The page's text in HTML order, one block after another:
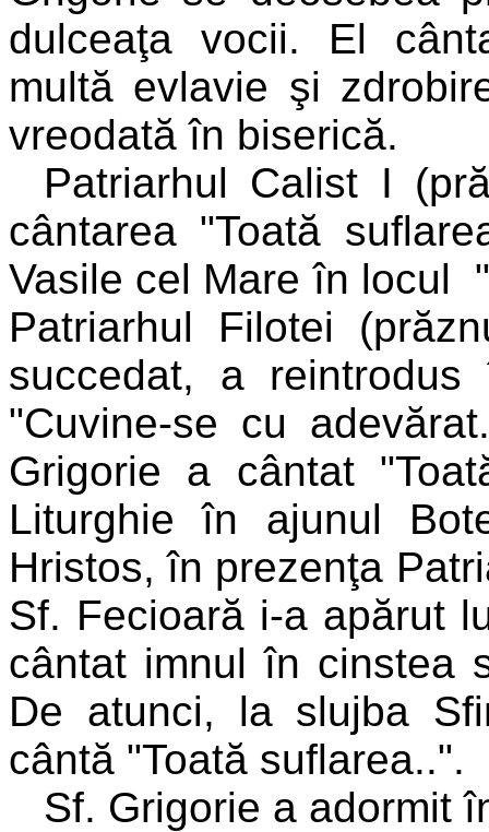
dulceaţa vocii. El
multă evlavie şi
vreodată în biserică.
Patriarhul Calist I
cântarea "Toată
Vasile cel Mare în locul
Patriarhul Filotei
succedat, a
"Cuvine-se cu
Grigorie a cântat
Liturghie în ajunul
Hristos, în prezenţa
Sf. Fecioară i-a apărut
cântat imnul în cinstea
De atunci, la slujba
cântă "Toată suflarea..".
Sf. Grigorie a adormit